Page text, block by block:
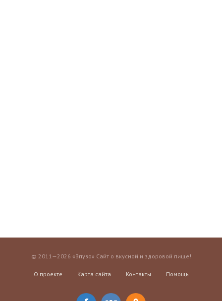
© 2011—2026 «Впузо» Сайт о вкусной и здоровой пище!
О проекте Карта сайта Контакты Помощь